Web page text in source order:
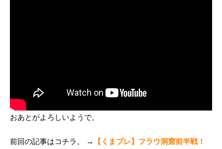
おあとがよろしいようで。
前回の記事はコチラ。 →
【くまプレ】フラウ洞窟前半戦！